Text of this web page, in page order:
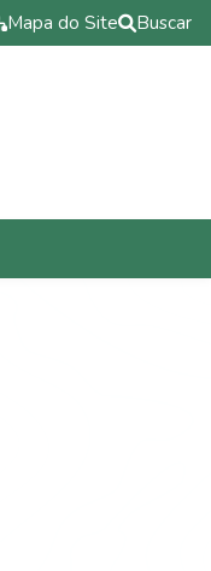
Mapa do Site Buscar